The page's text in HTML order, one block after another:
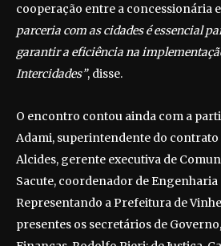
cooperação entre a concessionária
parceria com as cidades é essencial
garantir a eficiência na
Intercidades”, disse.
O encontro contou ainda com a
Adami, superintendente do contrato
Alcides, gerente executiva de
Sacute, coordenador de Engenharia
Representando a Prefeitura de
presentes os secretários de